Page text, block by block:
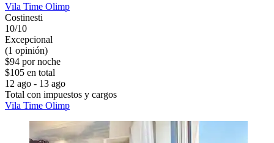
Vila Time Olimp
Costinesti
10/10
Excepcional
(1 opinión)
$94 por noche
$105 en total
12 ago - 13 ago
Total con impuestos y cargos
Vila Time Olimp